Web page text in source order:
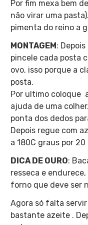
Por fim mexa bem
não virar uma
pimenta do reino a
MONTAGEM:
pincele cada posta
ovo, isso porque a
posta.
Por ultimo coloque
ajuda de uma
ponta dos dedos
Depois regue com
a 180C graus por
DICA DE OURO:
resseca e
forno que deve ser
Agora só falta
bastante azeite .